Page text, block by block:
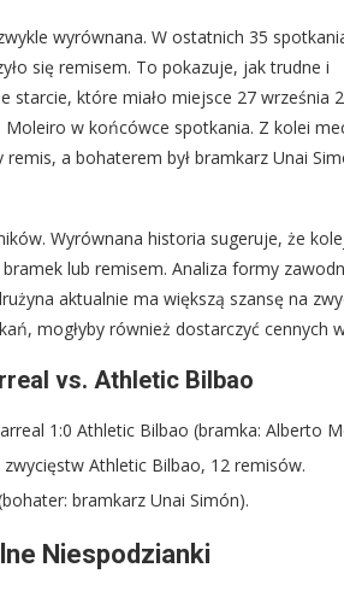
wyrównana. W ostatnich 35
się remisem. To pokazuje, jak trudne i
starcie, które miało miejsce 27 września
w końcówce spotkania. Z kolei
a bohaterem był bramkarz Unai
Wyrównana historia sugeruje, że
lub remisem. Analiza formy
aktualnie ma większą szansę na
mogłyby również dostarczyć cennych
vs. Athletic Bilbao
1:0 Athletic Bilbao (bramka: Alberto
Athletic Bilbao, 12 remisów.
bramkarz Unai Simón).
Niespodzianki